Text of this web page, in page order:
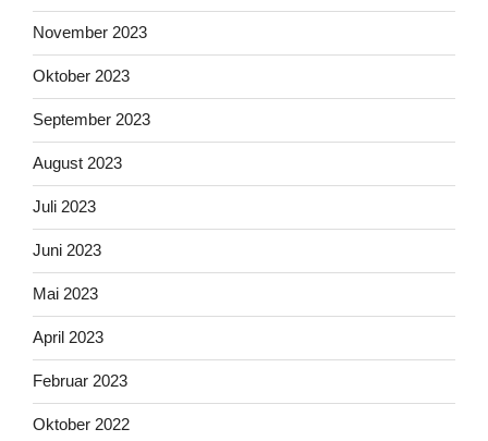
November 2023
Oktober 2023
September 2023
August 2023
Juli 2023
Juni 2023
Mai 2023
April 2023
Februar 2023
Oktober 2022